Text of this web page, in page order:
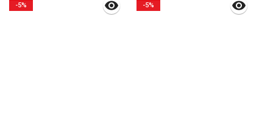
-5% -5%